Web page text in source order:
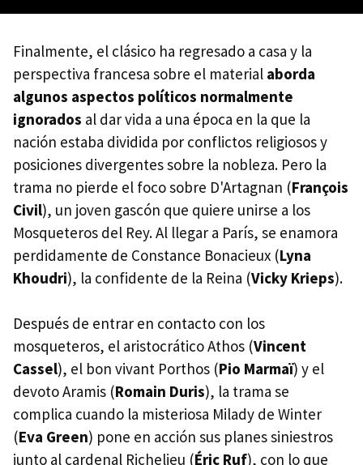
Finalmente, el clásico ha regresado a casa y la
perspectiva francesa sobre el material aborda
algunos aspectos políticos normalmente
ignorados al dar vida a una época en la que la
nación estaba dividida por conflictos religiosos y
posiciones divergentes sobre la nobleza. Pero la
trama no pierde el foco sobre D'Artagnan (François
Civil), un joven gascón que quiere unirse a los
Mosqueteros del Rey. Al llegar a París, se enamora
perdidamente de Constance Bonacieux (Lyna
Khoudri), la confidente de la Reina (Vicky Krieps).
Después de entrar en contacto con los
mosqueteros, el aristocrático Athos (Vincent
Cassel), el bon vivant Porthos (Pio Marmaï) y el
devoto Aramis (Romain Duris), la trama se
complica cuando la misteriosa Milady de Winter
(Eva Green) pone en acción sus planes siniestros
junto al cardenal Richelieu (Éric Ruf), con lo que